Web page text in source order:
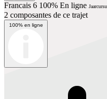
Francais 6 100% En ligne
2 composantes de ce trajet
100% en ligne